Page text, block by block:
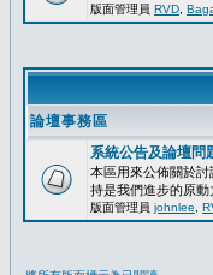
版面管理員 RVD
論壇事務區
系統公告及論壇問
本區用來公佈關於
持是我們進步的原動
版面管理員 johnlee